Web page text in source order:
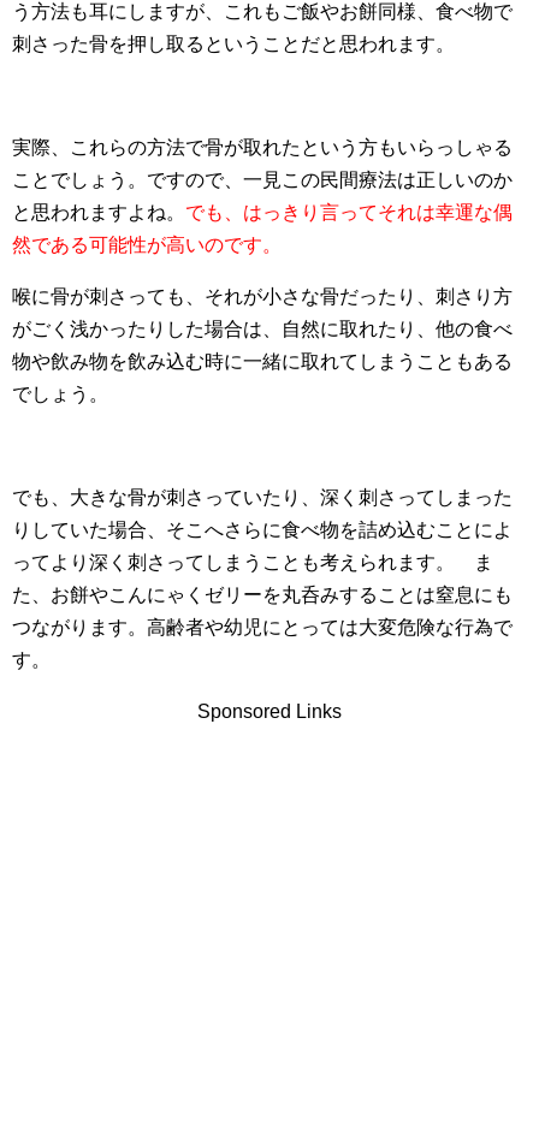
う方法も耳にしますが、これもご飯やお餅同様、食べ物で
刺さった骨を押し取るということだと思われます。
実際、これらの方法で骨が取れたという方もいらっしゃる
ことでしょう。ですので、一見この民間療法は正しいのか
と思われますよね。 でも、はっきり言ってそれは幸運な偶
然である可能性が高いのです。
喉に骨が刺さっても、それが小さな骨だったり、刺さり方
がごく浅かったりした場合は、自然に取れたり、他の食べ
物や飲み物を飲み込む時に一緒に取れてしまうこともある
でしょう。
でも、大きな骨が刺さっていたり、深く刺さってしまった
りしていた場合、そこへさらに食べ物を詰め込むことによ
ってより深く刺さってしまうことも考えられます。 ま
た、お餅やこんにゃくゼリーを丸呑みすることは窒息にも
つながります。高齢者や幼児にとっては大変危険な行為で
す。
Sponsored Links